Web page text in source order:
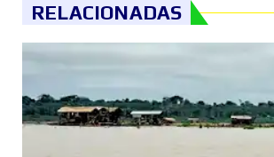
RELACIONADAS